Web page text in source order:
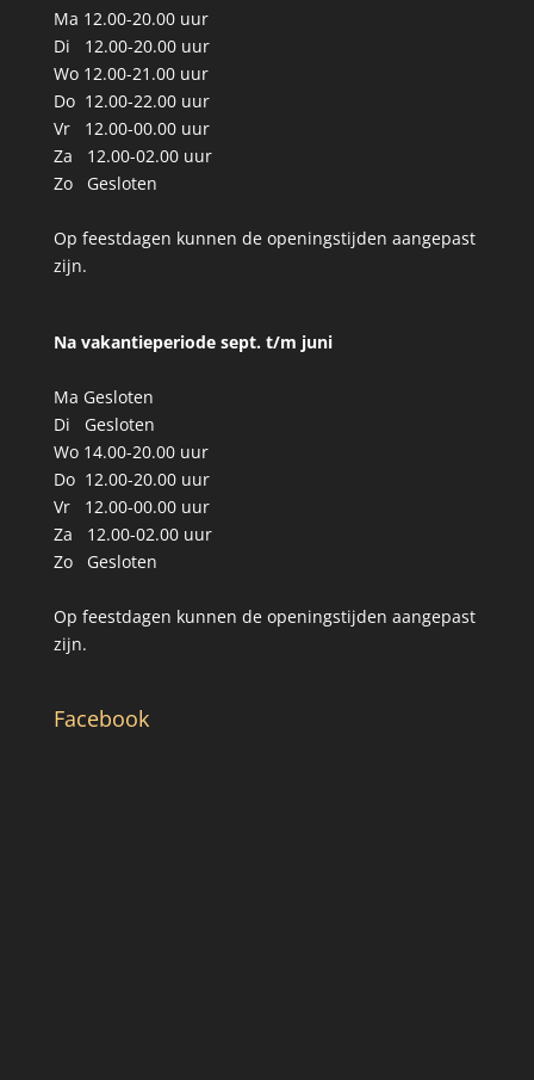
Ma 12.00-20.00 uur
Di 12.00-20.00 uur
Wo 12.00-21.00 uur
Do 12.00-22.00 uur
Vr 12.00-00.00 uur
Za 12.00-02.00 uur
Zo Gesloten
Op feestdagen kunnen de openingstijden aangepast
zijn.
Na vakantieperiode sept. t/m juni
Ma Gesloten
Di Gesloten
Wo 14.00-20.00 uur
Do 12.00-20.00 uur
Vr 12.00-00.00 uur
Za 12.00-02.00 uur
Zo Gesloten
Op feestdagen kunnen de openingstijden aangepast
zijn.
Facebook